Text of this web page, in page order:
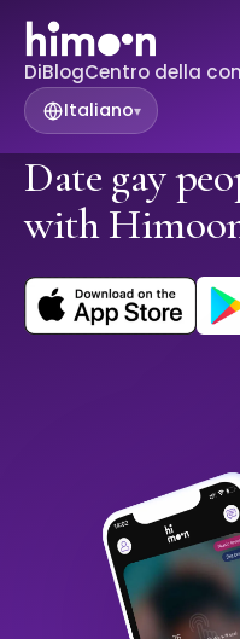
DiBlogCentro della
Italiano▾
Date gay
with